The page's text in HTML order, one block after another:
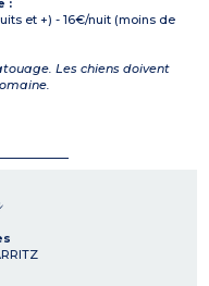
:
et +) - 16€/nuit (moins de
Les chiens doivent